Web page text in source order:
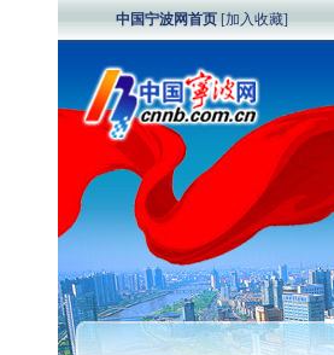
中国宁波网首页[加入收藏]